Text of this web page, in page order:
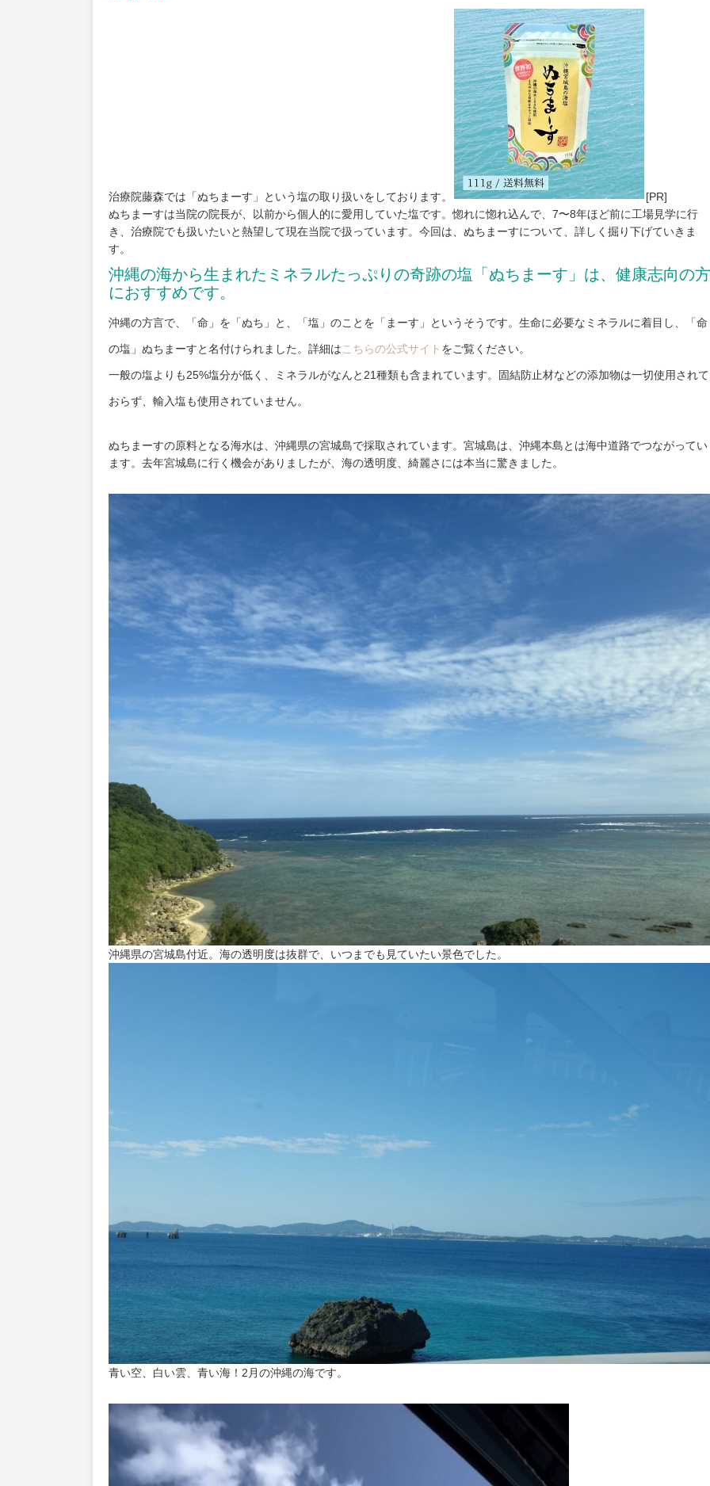
治療院藤森では「ぬちまーす」という塩の取り扱いをしております。
[PR]
ぬちまーすは当院の院長が、以前から個人的に愛用していた塩です。惚れに惚れ込んで、7〜8年ほど前に工場見学に行
き、治療院でも扱いたいと熱望して現在当院で扱っています。今回は、ぬちまーすについて、詳しく掘り下げていきま
す。
沖縄の海から生まれたミネラルたっぷりの奇跡の塩「ぬちまーす」は、健康志向の方
におすすめです。
沖縄の方言で、「命」を「ぬち」と、「塩」のことを「まーす」というそうです。生命に必要なミネラルに着目し、「命
の塩」ぬちまーすと名付けられました。詳細はこちらの公式サイト をご覧ください。
一般の塩よりも25%塩分が低く、ミネラルがなんと21種類も含まれています。固結防止材などの添加物は一切使用されて
おらず、輸入塩も使用されていません。
ぬちまーすの原料となる海水は、沖縄県の宮城島で採取されています。宮城島は、沖縄本島とは海中道路でつながってい
ます。去年宮城島に行く機会がありましたが、海の透明度、綺麗さには本当に驚きました。
沖縄県の宮城島付近。海の透明度は抜群で、いつまでも見ていたい景色でした。
青い空、白い雲、青い海！2月の沖縄の海です。